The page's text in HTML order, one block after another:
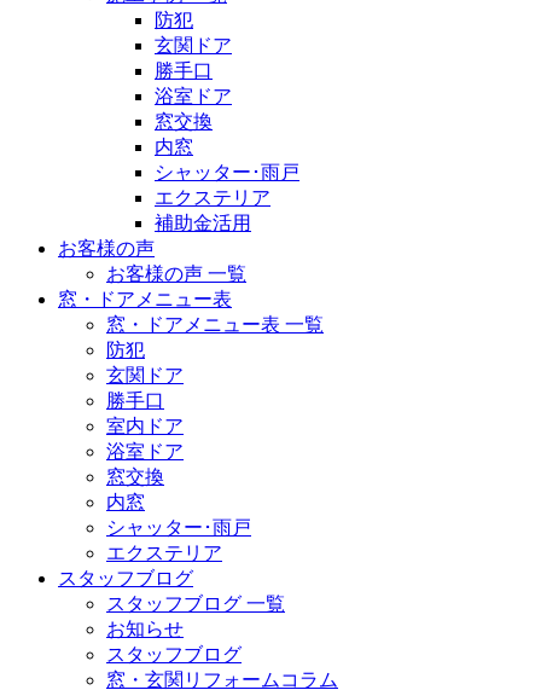
防犯
玄関ドア
勝手口
浴室ドア
窓交換
内窓
シャッター･雨戸
エクステリア
補助金活用
お客様の声
お客様の声 一覧
窓・ドアメニュー表
窓・ドアメニュー表 一覧
防犯
玄関ドア
勝手口
室内ドア
浴室ドア
窓交換
内窓
シャッター･雨戸
エクステリア
スタッフブログ
スタッフブログ 一覧
お知らせ
スタッフブログ
窓・玄関リフォームコラム